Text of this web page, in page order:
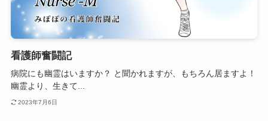
看護師奮闘記
病院にも幽霊はいますか？ と聞かれますが、もちろん居ますよ！
幽霊より、生きて...
2023年7月6日